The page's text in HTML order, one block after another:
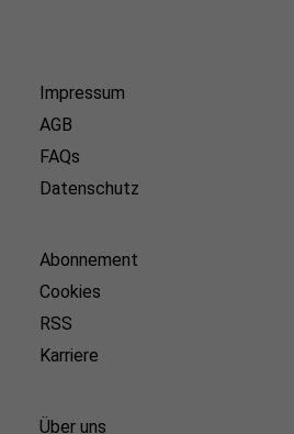
Impressum
AGB
FAQs
Datenschutz
Abonnement
Cookies
RSS
Karriere
Über uns